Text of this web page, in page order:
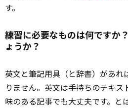
す。
練習に必要なものは何ですか
ょうか？
英文と筆記用具（と辞書）があれ
りません。英文は手持ちのテキ
味のある記事でも大丈夫です。と